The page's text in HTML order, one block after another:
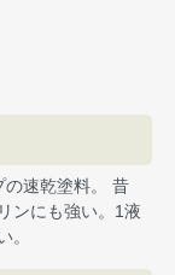
の速乾塗料。 昔
ンにも強い。1液
。